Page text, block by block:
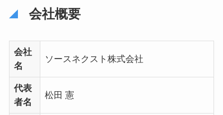
会社概要
会社
名
ソースネクスト株式会社
代表
者名
松田 憲